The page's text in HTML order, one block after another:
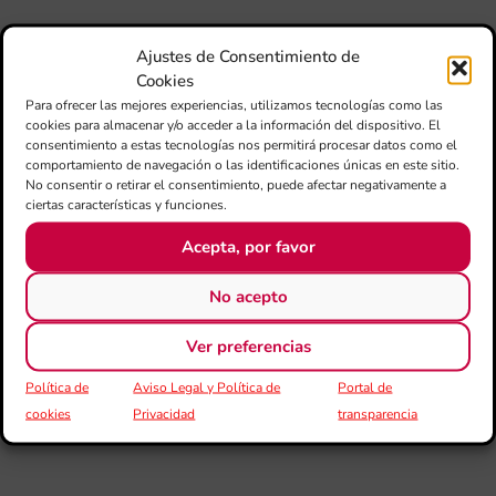
Ajustes de Consentimiento de
Cookies
Para ofrecer las mejores experiencias, utilizamos tecnologías como las
cookies para almacenar y/o acceder a la información del dispositivo. El
consentimiento a estas tecnologías nos permitirá procesar datos como el
comportamiento de navegación o las identificaciones únicas en este sitio.
No consentir o retirar el consentimiento, puede afectar negativamente a
ciertas características y funciones.
Acepta, por favor
No acepto
Ver preferencias
Política de
cookies
Aviso Legal y Política de
Privacidad
Portal de
transparencia
de